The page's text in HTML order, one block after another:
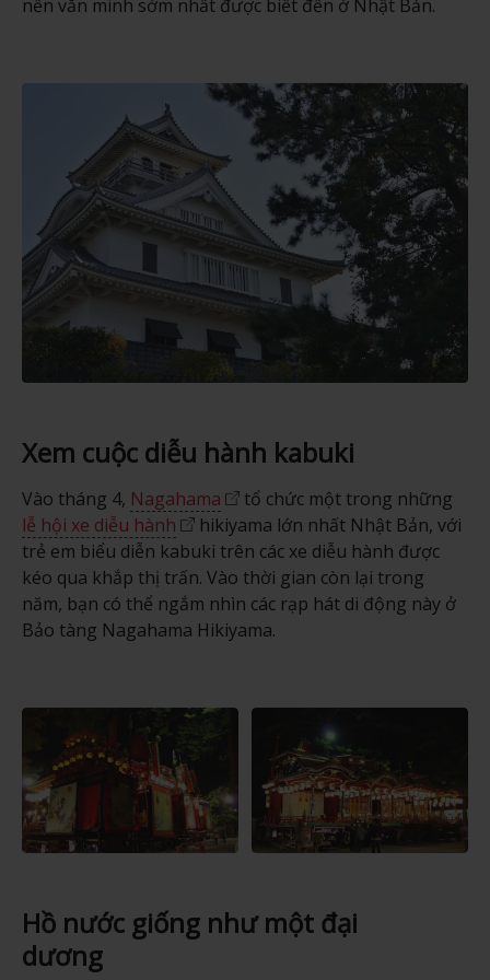
nền văn minh sớm nhất được biết đến ở Nhật Bản.
Xem cuộc diễu hành kabuki
Vào tháng 4, Nagahama
tổ chức một trong những
lễ hội xe diễu hành
hikiyama lớn nhất Nhật Bản, với
trẻ em biểu diễn kabuki trên các xe diễu hành được
kéo qua khắp thị trấn. Vào thời gian còn lại trong
năm, bạn có thể ngắm nhìn các rạp hát di động này ở
Bảo tàng Nagahama Hikiyama.
Hồ nước giống như một đại
dương